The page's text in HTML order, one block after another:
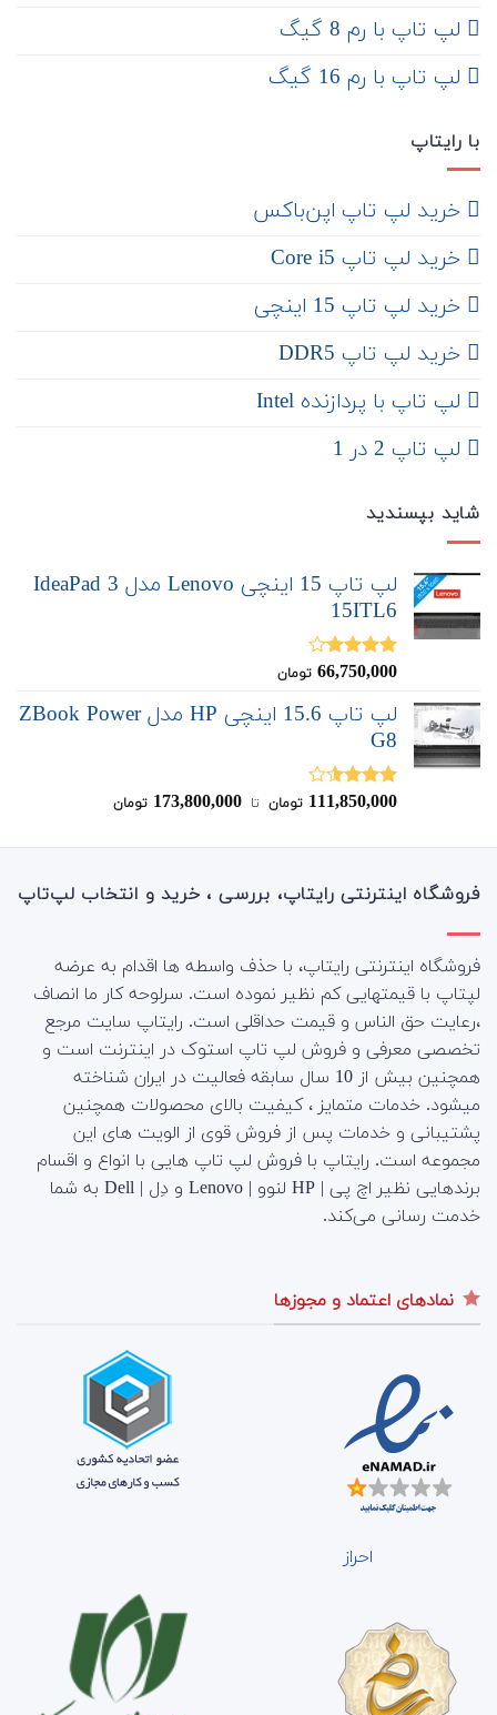
لپ تاپ با رم 8 گیگ
لپ تاپ با رم 16 گیگ
با رایتاپ
‌ خرید لپ تاپ اپن‌باکس
خرید لپ تاپ Core i5
‌‌ خرید لپ تاپ 15 اینچی
خرید لپ تاپ DDR5
لپ تاپ با پردازنده Intel
لپ تاپ 2 در 1
شاید بپسندید
لپ تاپ 15 اینچی Lenovo مدل IdeaPad 3
15ITL6
نمره
66,750,000 تومان
لپ تاپ 15.6 اینچی HP مدل ZBook Power
G8
نمره
111,850,000 تومان ‌ تا ‌ 173,800,000 تومان
فروشگاه اینترنتی رایتاپ، بررسی ، خرید و انتخاب لپ‌تاپ
فروشگاه اینترنتی رایتاپ، با حذف واسطه ها اقدام به عرضه
لپتاپ با قیمتهایی کم نظیر نموده است. سرلوحه کار ما انصاف
،رعایت حق الناس و قیمت حداقلی است. رایتاپ سایت مرجع
تخصصی معرفی و فروش لپ تاپ استوک در اینترنت است و
همچنین بیش از 10 سال سابقه فعالیت در ایران شناخته
میشود. خدمات متمایز ، کیفیت بالای محصولات همچنین
پشتیبانی و خدمات پس از فروش قوی از الویت های این
مجموعه است. رایتاپ با فروش لپ تاپ هایی با انواع و اقسام
برندهایی نظیر اچ پی | HP لنوو | Lenovo و دِل | Dell به شما
خدمت رسانی می‌کند.
نمادهای اعتماد و مجوزها
احراز